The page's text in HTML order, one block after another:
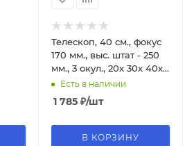
Телескоп, 40 см., фокус
170 мм., выс. штат - 250
мм., 3 окул., 20х 30х 40х
+ компас
Есть в наличии
1 785 ₽/шт
В КОРЗИНУ